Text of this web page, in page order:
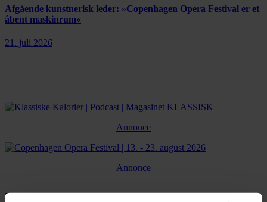
Afgående kunstnerisk leder: »Copenhagen Opera Festival er et
åbent maskinrum«
21. juli 2026
Annonce
Annonce
FLERE NYHEDER